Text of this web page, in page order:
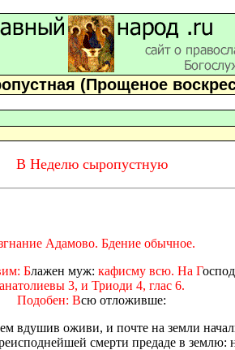
(Прощеное
В Неделю сыропустную
Адамово. Бдение обычное.
Блажен муж: кафисму всю. На Г
анатолиевы 3, и Триоди 4, глас 6.
Подобен: Всю отложивше:
вдушив оживи, и почте на земли
смерти предаде в землю: